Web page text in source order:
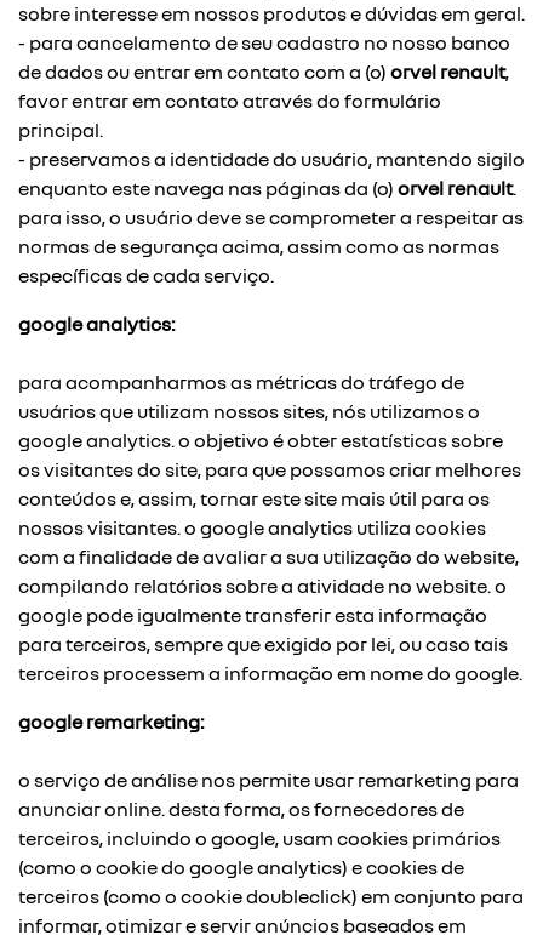
sobre interesse em nossos produtos e dúvidas em geral.
- para cancelamento de seu cadastro no nosso banco
de dados ou entrar em contato com a (o) orvel renault,
favor entrar em contato através do formulário
principal.
- preservamos a identidade do usuário, mantendo sigilo
enquanto este navega nas páginas da (o) orvel renault.
para isso, o usuário deve se comprometer a respeitar as
normas de segurança acima, assim como as normas
específicas de cada serviço.
google analytics:
para acompanharmos as métricas do tráfego de
usuários que utilizam nossos sites, nós utilizamos o
google analytics. o objetivo é obter estatísticas sobre
os visitantes do site, para que possamos criar melhores
conteúdos e, assim, tornar este site mais útil para os
nossos visitantes. o google analytics utiliza cookies
com a finalidade de avaliar a sua utilização do website,
compilando relatórios sobre a atividade no website. o
google pode igualmente transferir esta informação
para terceiros, sempre que exigido por lei, ou caso tais
terceiros processem a informação em nome do google.
google remarketing:
o serviço de análise nos permite usar remarketing para
anunciar online. desta forma, os fornecedores de
terceiros, incluindo o google, usam cookies primários
(como o cookie do google analytics) e cookies de
terceiros (como o cookie doubleclick) em conjunto para
informar, otimizar e servir anúncios baseados em